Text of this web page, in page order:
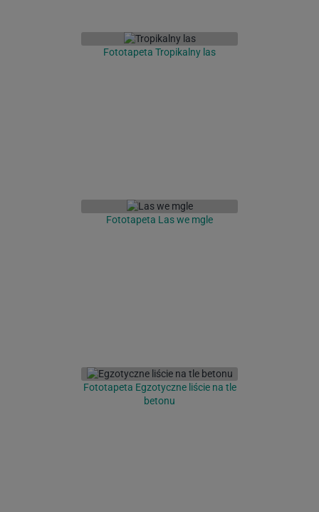
Fototapeta Tropikalny las
Fototapeta Las we mgle
Fototapeta Egzotyczne liście na tle
betonu